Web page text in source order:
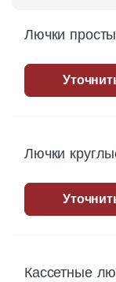
Лючки
Лючки
Кассетные